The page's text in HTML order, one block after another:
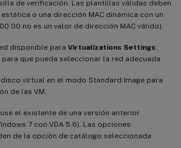
de verificación. Las plantillas válidas deben
o una dirección MAC dinámica con un
no es un valor de dirección MAC válido).
disponible para Virtualizations Settings
para que pueda seleccionar la red adecuada.
virtual en el modo Standard Image para
de las VM.
el existente de una versión anterior
7 con VDA 5.6). Las opciones
de la opción de catálogo seleccionada: